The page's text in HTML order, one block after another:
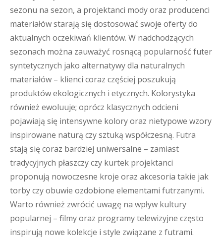
sezonu na sezon, a projektanci mody oraz producenci
materiałów starają się dostosować swoje oferty do
aktualnych oczekiwań klientów. W nadchodzących
sezonach można zauważyć rosnącą popularność futer
syntetycznych jako alternatywy dla naturalnych
materiałów – klienci coraz częściej poszukują
produktów ekologicznych i etycznych. Kolorystyka
również ewoluuje; oprócz klasycznych odcieni
pojawiają się intensywne kolory oraz nietypowe wzory
inspirowane naturą czy sztuką współczesną. Futra
stają się coraz bardziej uniwersalne – zamiast
tradycyjnych płaszczy czy kurtek projektanci
proponują nowoczesne kroje oraz akcesoria takie jak
torby czy obuwie ozdobione elementami futrzanymi.
Warto również zwrócić uwagę na wpływ kultury
popularnej – filmy oraz programy telewizyjne często
inspirują nowe kolekcje i style związane z futrami.